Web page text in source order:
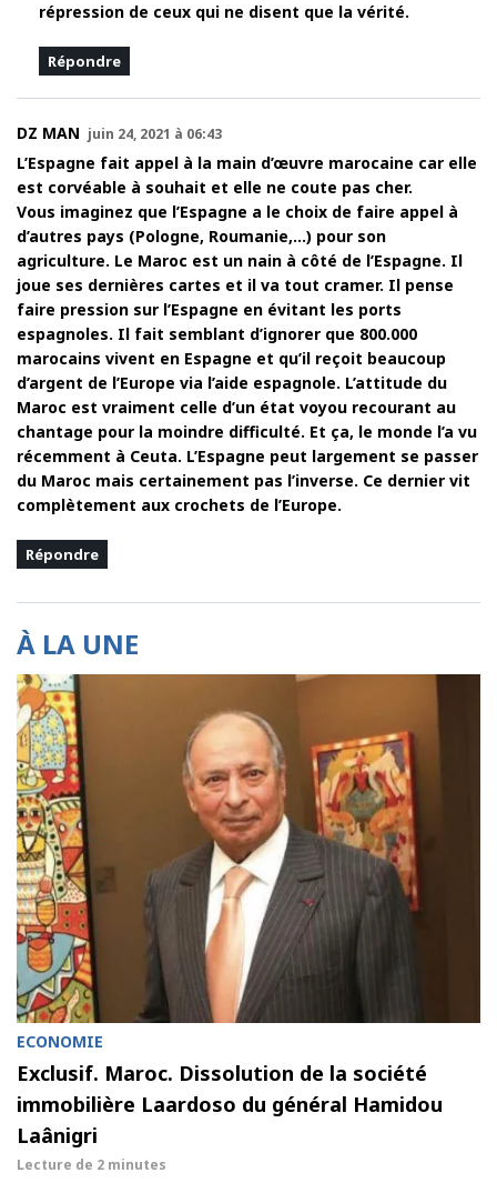
répression de ceux qui ne disent que la vérité.
Répondre
DZ MAN juin 24, 2021 à 06:43
L’Espagne fait appel à la main d’œuvre marocaine car elle
est corvéable à souhait et elle ne coute pas cher.
Vous imaginez que l’Espagne a le choix de faire appel à
d’autres pays (Pologne, Roumanie,…) pour son
agriculture. Le Maroc est un nain à côté de l’Espagne. Il
joue ses dernières cartes et il va tout cramer. Il pense
faire pression sur l’Espagne en évitant les ports
espagnoles. Il fait semblant d’ignorer que 800.000
marocains vivent en Espagne et qu’il reçoit beaucoup
d’argent de l’Europe via l’aide espagnole. L’attitude du
Maroc est vraiment celle d’un état voyou recourant au
chantage pour la moindre difficulté. Et ça, le monde l’a vu
récemment à Ceuta. L’Espagne peut largement se passer
du Maroc mais certainement pas l’inverse. Ce dernier vit
complètement aux crochets de l’Europe.
Répondre
À LA UNE
ECONOMIE
Exclusif. Maroc. Dissolution de la société
immobilière Laardoso du général Hamidou
Laânigri
Lecture de 2 minutes